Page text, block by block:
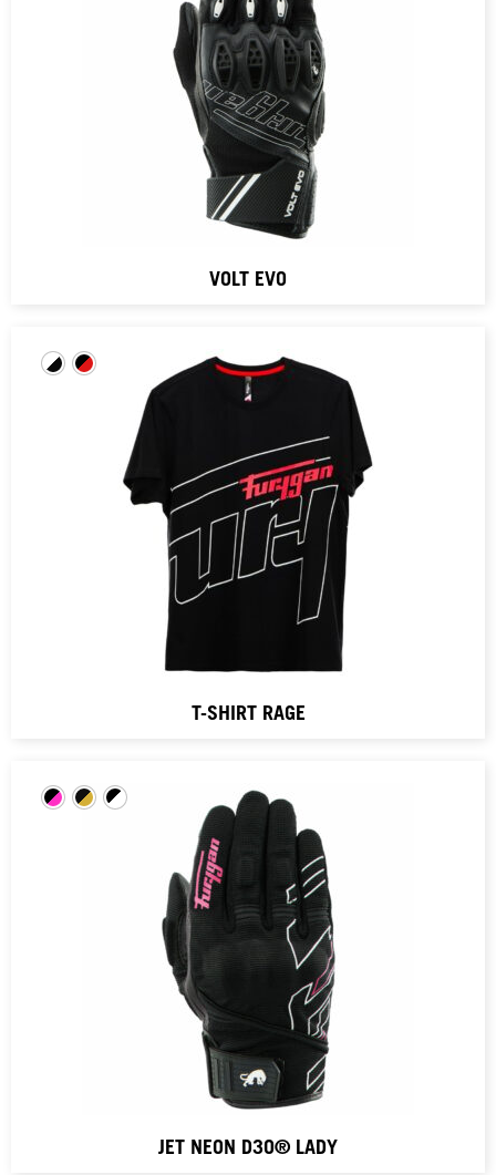
VOLT EVO
T-SHIRT RAGE
JET NEON D3O® LADY